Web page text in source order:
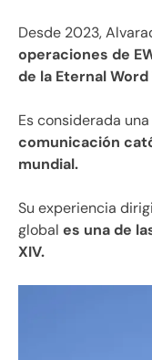
Desde 2023,
operaciones de
de la Eternal
Es considerada
comunicación
mundial.
Su experiencia
global es una de
XIV.